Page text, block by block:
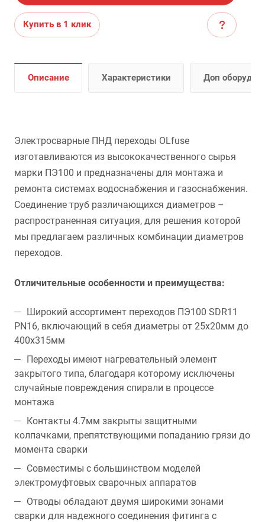
Купить в 1 клик
Описание Характеристики Доп
Электросварные ПНД переходы OLfuse
изготавливаются из высококачественного сырья
марки ПЭ100 и предназначены для монтажа и
ремонта системах водоснабжения и газоснабжения.
Соединение труб различающихся диаметров –
распространенная ситуация, для решения которой
мы предлагаем различных комбинации диаметров
переходов.
Отличительные особенности и преимущества:
Широкий ассортимент переходов ПЭ100 SDR11
PN16, включающий в себя диаметры от 25х20мм до
400х315мм
Переходы имеют нагревательный элемент
закрытого типа, благодаря которому исключены
случайные повреждения спирали в процессе
монтажа
Контакты 4.7мм закрыты защитными
колпачками, препятствующими попаданию грязи до
момента сварки
Совместимы с большинством моделей
электромуфтовых сварочных аппаратов
Отводы обладают двумя широкими зонами
сварки для надежного соединения фитинга с